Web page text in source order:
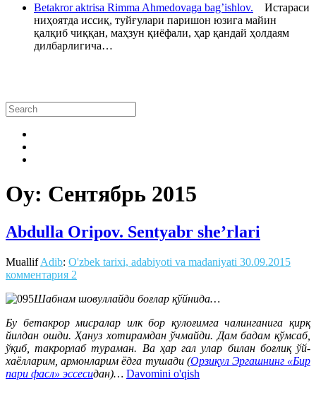
Betakror aktrisa Rimma Ahmedovaga bag’ishlov. Истараси
ниҳоятда иссиқ, туйғулари паришон юзига майин
қалқиб чиққан, маҳзун қиёфали, ҳар қандай ҳолдаям
дилбарлигича…
Oy: Сентябрь 2015
Abdulla Oripov. Sentyabr she’rlari
MuallifAdib: O'zbek tarixi, adabiyoti va madaniyati 30.09.2015
комментария 2
Шабнам шовуллайди боғлар қўйнида…
Бу бетакрор мисралар илк бор қулоғимга чалинганига қирқ
йилдан ошди. Ҳануз хотирамдан ўчмайди. Дам бадам қўмсаб,
ўқиб, такрорлаб тураман. Ва ҳар гал улар билан боғлиқ ўй-
хаёлларим, армонларим ёдга тушади (Орзиқул Эргашнинг «Бир
пари фасл» эссесидан)… Davomini o'qish